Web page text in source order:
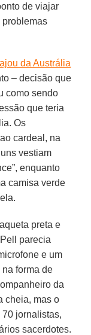
de viajar
problemas
da Austrália
– decisão que
como sendo
que teria
Os
cardeal, na
vestiam
enquanto
camisa verde
preta e
parecia
e um
na forma de
da
cheia, mas o
jornalistas,
sacerdotes.